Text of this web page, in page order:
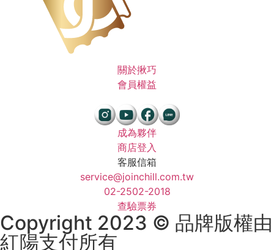
關於揪巧
會員權益
成為夥伴
商店登入
客服信箱
service@joinchill.com.tw
02-2502-2018
查驗票券
Copyright 2023 © 品牌版權由
紅陽支付所有